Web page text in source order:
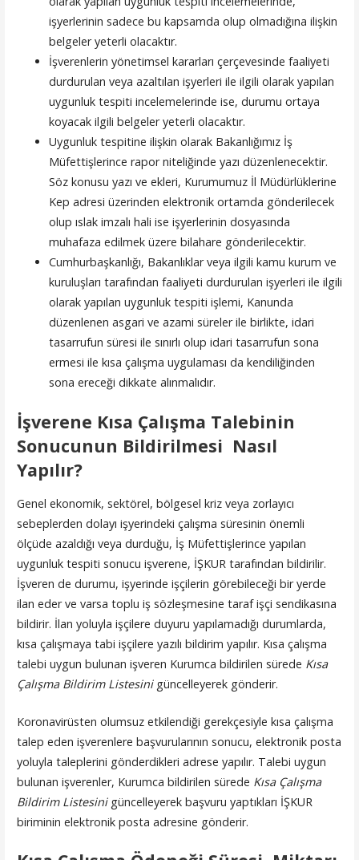
işyerlerinin sadece bu kapsamda olup olmadığına ilişkin
belgeler yeterli olacaktır.
İşverenlerin yönetimsel kararları çerçevesinde faaliyeti
durdurulan veya azaltılan işyerleri ile ilgili olarak yapılan
uygunluk tespiti incelemelerinde ise, durumu ortaya
koyacak ilgili belgeler yeterli olacaktır.
Uygunluk tespitine ilişkin olarak Bakanlığımız İş
Müfettişlerince rapor niteliğinde yazı düzenlenecektir.
Söz konusu yazı ve ekleri, Kurumumuz İl Müdürlüklerine
Kep adresi üzerinden elektronik ortamda gönderilecek
olup ıslak imzalı hali ise işyerlerinin dosyasında
muhafaza edilmek üzere bilahare gönderilecektir.
Cumhurbaşkanlığı, Bakanlıklar veya ilgili kamu kurum ve
kuruluşları tarafından faaliyeti durdurulan işyerleri ile ilgili
olarak yapılan uygunluk tespiti işlemi, Kanunda
düzenlenen asgari ve azami süreler ile birlikte, idari
tasarrufun süresi ile sınırlı olup idari tasarrufun sona
ermesi ile kısa çalışma uygulaması da kendiliğinden
sona ereceği dikkate alınmalıdır.
İşverene Kısa Çalışma Talebinin
Sonucunun Bildirilmesi Nasıl
Yapılır?
Genel ekonomik, sektörel, bölgesel kriz veya zorlayıcı
sebeplerden dolayı işyerindeki çalışma süresinin önemli
ölçüde azaldığı veya durduğu, İş Müfettişlerince yapılan
uygunluk tespiti sonucu işverene, İŞKUR tarafından bildirilir.
İşveren de durumu, işyerinde işçilerin görebileceği bir yerde
ilan eder ve varsa toplu iş sözleşmesine taraf işçi sendikasına
bildirir. İlan yoluyla işçilere duyuru yapılamadığı durumlarda,
kısa çalışmaya tabi işçilere yazılı bildirim yapılır. Kısa çalışma
talebi uygun bulunan işveren Kurumca bildirilen sürede Kısa
Çalışma Bildirim Listesinigüncelleyerek gönderir.
Koronavirüsten olumsuz etkilendiği gerekçesiyle kısa çalışma
talep eden işverenlere başvurularının sonucu, elektronik posta
yoluyla taleplerini gönderdikleri adrese yapılır. Talebi uygun
bulunan işverenler, Kurumca bildirilen sürede Kısa Çalışma
Bildirim Listesinigüncelleyerek başvuru yaptıkları İŞKUR
biriminin elektronik posta adresine gönderir.